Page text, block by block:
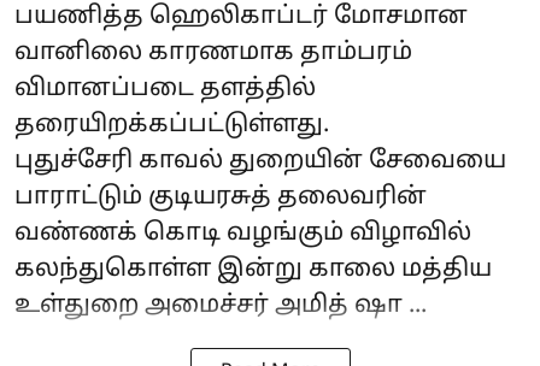
பயணித்த ஹெலிகாப்டர் மோசமான
வானிலை காரணமாக தாம்பரம்
விமானப்படை தளத்தில்
தரையிறக்கப்பட்டுள்ளது.
புதுச்சேரி காவல் துறையின் சேவையை
பாராட்டும் குடியரசுத் தலைவரின்
வண்ணக் கொடி வழங்கும் விழாவில்
கலந்துகொள்ள இன்று காலை மத்திய
உள்துறை அமைச்சர் அமித் ஷா ...